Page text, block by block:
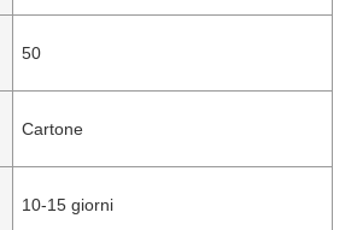
50
Cartone
10-15 giorni